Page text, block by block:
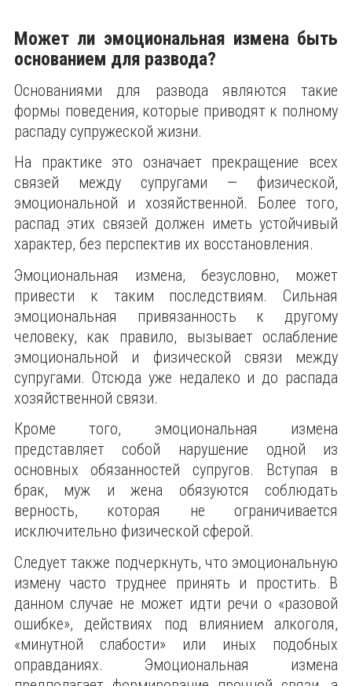
Может ли эмоциональная измена быть
основанием для развода?
Основаниями для развода являются такие
формы поведения, которые приводят к полному
распаду супружеской жизни.
На практике это означает прекращение всех
связей между супругами — физической,
эмоциональной и хозяйственной. Более того,
распад этих связей должен иметь устойчивый
характер, без перспектив их восстановления.
Эмоциональная измена, безусловно, может
привести к таким последствиям. Сильная
эмоциональная привязанность к другому
человеку, как правило, вызывает ослабление
эмоциональной и физической связи между
супругами. Отсюда уже недалеко и до распада
хозяйственной связи.
Кроме того, эмоциональная измена
представляет собой нарушение одной из
основных обязанностей супругов. Вступая в
брак, муж и жена обязуются соблюдать
верность, которая не ограничивается
исключительно физической сферой.
Следует также подчеркнуть, что эмоциональную
измену часто труднее принять и простить. В
данном случае не может идти речи о «разовой
ошибке», действиях под влиянием алкоголя,
«минутной слабости» или иных подобных
оправданиях. Эмоциональная измена